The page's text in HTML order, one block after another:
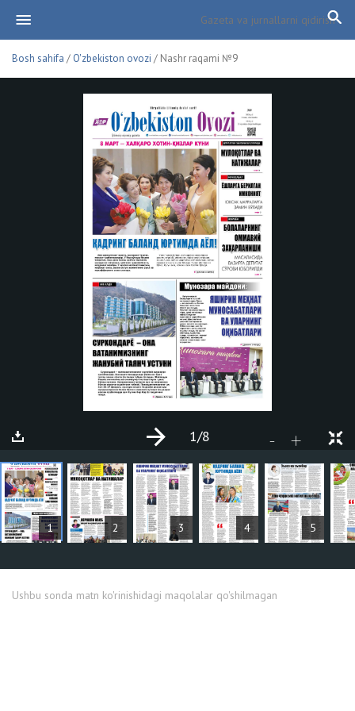
Bosh sahifa / O'zbekiston ovozi / Nashr raqami №9
1 2 3 4 5
- +
1/8
MAQOLALAR
Ushbu sonda matn ko'rinishidagi maqolalar qo'shilmagan